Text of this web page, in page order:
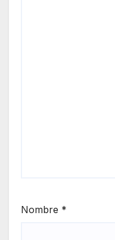
Nombre *